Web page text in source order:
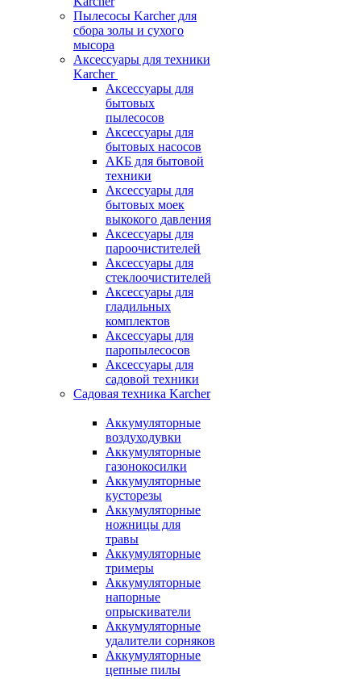
Пылесосы Karcher для
сбора золы и сухого
мысора
Аксессуары для техники
Karcher
Аксессуары для
бытовых
пылесосов
Аксессуары для
бытовых насосов
АКБ для бытовой
техники
Аксессуары для
бытовых моек
выкокого давления
Аксессуары для
пароочистителей
Аксессуары для
стеклоочистителей
Аксессуары для
гладильных
комплектов
Аксессуары для
паропылесосов
Аксессуары для
садовой техники
Садовая техника Karcher
Аккумуляторные
воздуходувки
Аккумуляторные
газонокосилки
Аккумуляторные
кусторезы
Аккумуляторные
ножницы для
травы
Аккумуляторные
тримеры
Аккумуляторные
напорные
опрыскиватели
Аккумуляторные
удалители сорняков
Аккумуляторные
цепные пилы